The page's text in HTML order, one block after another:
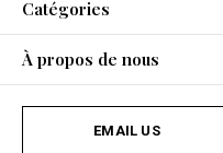
Catégories
À propos de nous
EMAIL US